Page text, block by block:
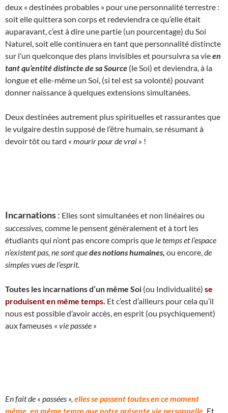
deux « destinées probables » pour une personnalité terrestre :
soit elle quittera son corps et redeviendra ce qu’elle était
auparavant, c’est à dire une partie (un pourcentage) du Soi
Naturel, soit elle continuera en tant que personnalité distincte
sur l’un quelconque des plans invisibles et poursuivra sa vieen
tant qu’entité distincte de sa Source (le Soi) et deviendra, à la
longue et elle-même un Soi, (si tel est sa volonté) pouvant
donner naissance à quelques extensions simultanées.
Deux destinées autrement plus spirituelles et rassurantes que
le vulgaire destin supposé de l’être humain, se résumant à
devoir tôt ou tard « mourir pour de vrai » !
Incarnations: Elles sont simultanées et non linéaires ou
successives, comme le pensent généralement et à tort les
étudiants qui n’ont pas encore compris que le temps et l’espace
n’existent pas, ne sont quedes notions humaines, ou encore, de
simples vues de l’esprit.
Toutes les incarnations d’un même Soi (ou Individualité) se
produisent en même temps. Et c’est d’ailleurs pour cela qu’il
nous est possible d’avoir accès, en esprit (ou psychiquement)
aux fameuses « vie passée »
En fait de « passées », elles se passent toutes en ce moment
même, en même temps que notre présente vie personnelle. Et